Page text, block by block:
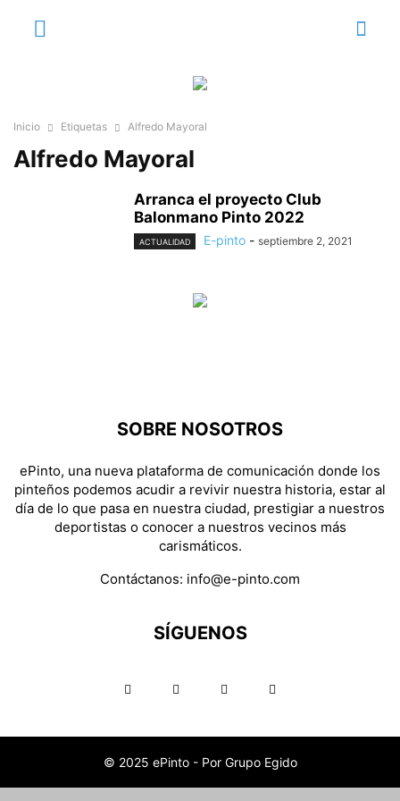
Inicio Etiquetas Alfredo Mayoral
Alfredo Mayoral
Arranca el proyecto Club
Balonmano Pinto 2022
ACTUALIDAD E-pinto - septiembre 2, 2021
SOBRE NOSOTROS
ePinto, una nueva plataforma de comunicación donde los
pinteños podemos acudir a revivir nuestra historia, estar al
día de lo que pasa en nuestra ciudad, prestigiar a nuestros
deportistas o conocer a nuestros vecinos más
carismáticos.
Contáctanos: info@e-pinto.com
SÍGUENOS
© 2025 ePinto - Por Grupo Egido